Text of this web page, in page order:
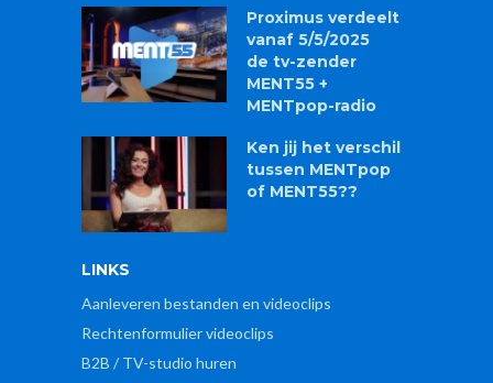
Proximus verdeelt
vanaf 5/5/2025
de tv-zender
MENT55 +
MENTpop-radio
Ken jij het verschil
tussen MENTpop
of MENT55??
LINKS
Aanleveren bestanden en videoclips
Rechtenformulier videoclips
B2B / TV-studio huren